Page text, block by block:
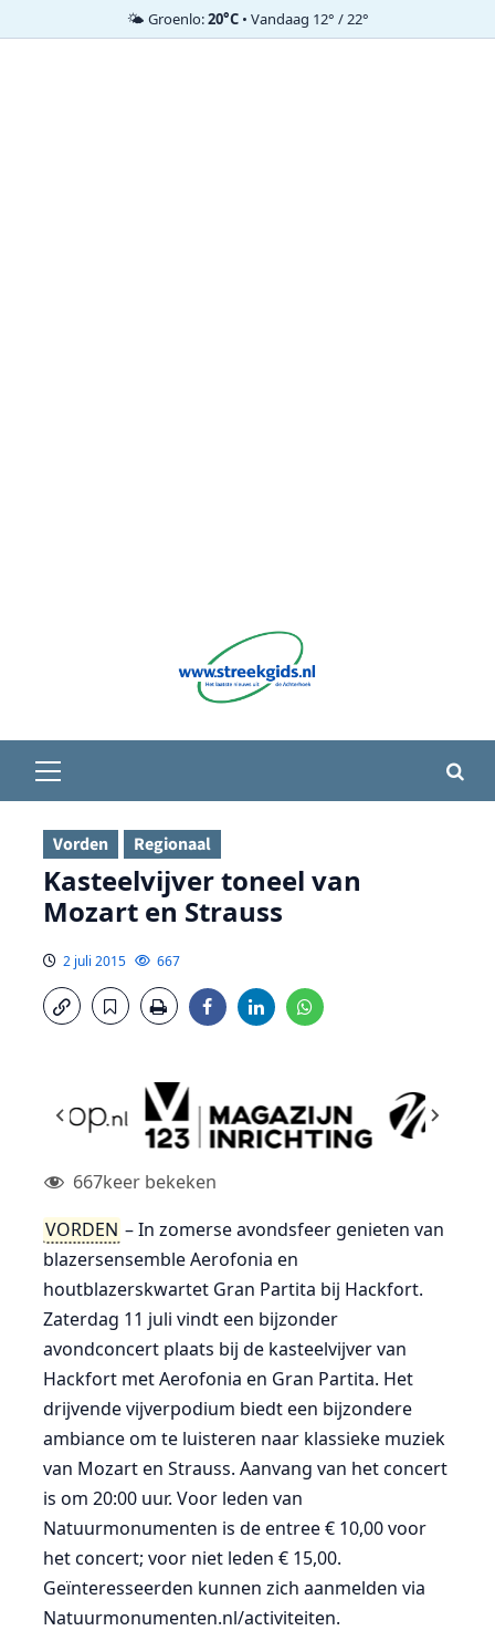
🌤️ Groenlo:20°C• Vandaag 12° / 22°
menu
Vorden Regionaal
Kasteelvijver toneel van
Mozart en Strauss
2 juli 2015 667
667keer bekeken
VORDEN – In zomerse avondsfeer genieten van
blazersensemble Aerofonia en
houtblazerskwartet Gran Partita bij Hackfort.
Zaterdag 11 juli vindt een bijzonder
avondconcert plaats bij de kasteelvijver van
Hackfort met Aerofonia en Gran Partita. Het
drijvende vijverpodium biedt een bijzondere
ambiance om te luisteren naar klassieke muziek
van Mozart en Strauss. Aanvang van het concert
is om 20:00 uur. Voor leden van
Natuurmonumenten is de entree € 10,00 voor
het concert; voor niet leden € 15,00.
Geïnteresseerden kunnen zich aanmelden via
Natuurmonumenten.nl/activiteiten.